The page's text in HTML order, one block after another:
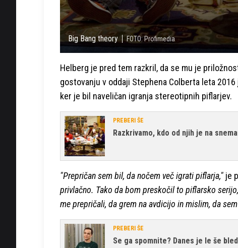
Big Bang theory FOTO: Profimedia
Helberg je pred tem razkril, da se mu je
gostovanju v oddaji Stephena Colberta leta
ker je bil naveličan igranja stereotipnih piflarjev.
PREBERI ŠE
Razkrivamo, kdo od njih je na
"Prepričan sem bil, da nočem več igrati piflarja," je
privlačno. Tako da bom preskočil to piflarsko
me prepričali, da grem na avdicijo in mislim, da
PREBERI ŠE
Se ga spomnite? Danes je le še